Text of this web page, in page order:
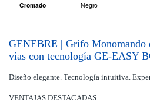
Cromado Negro
GENEBRE | Grifo Monomando
vías con tecnología GE-EASY
Diseño elegante. Tecnología intuitiva.
VENTAJAS DESTACADAS: